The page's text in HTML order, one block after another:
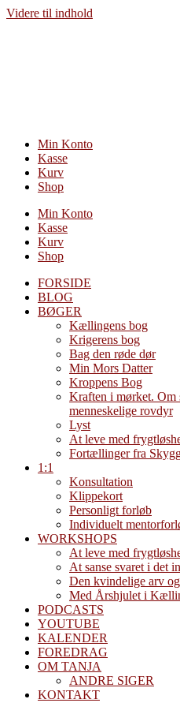
Videre til indhold
Min Konto
Kasse
Kurv
Shop
Min Konto
Kasse
Kurv
Shop
FORSIDE
BLOG
BØGER
Kællingens bog
Krigerens bog
Bag den røde dør
Min Mors Datter
Kroppens Bog
Kraften i mørket. Om
menneskelige rovdyr
Lyst
At leve med
Fortællinger fra
1:1
Konsultation
Klippekort
Personligt forløb
Individuelt
WORKSHOPS
At leve med
At sanse svaret i det
Den kvindelige arv
Med Årshjulet i
PODCASTS
YOUTUBE
KALENDER
FOREDRAG
OM TANJA
ANDRE SIGER
KONTAKT